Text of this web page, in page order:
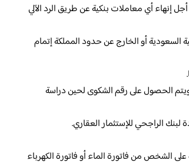
إنهاء أي معاملات بنكية عن طريق الرد الآلي
أو الخارج عن حدود المملكة إتمام
الحصول على رقم الشكوى لحين دراسة
الراجحي للإستثمار العقاري.
الشخص من فاتورة الماء أو فاتورة الكهرباء